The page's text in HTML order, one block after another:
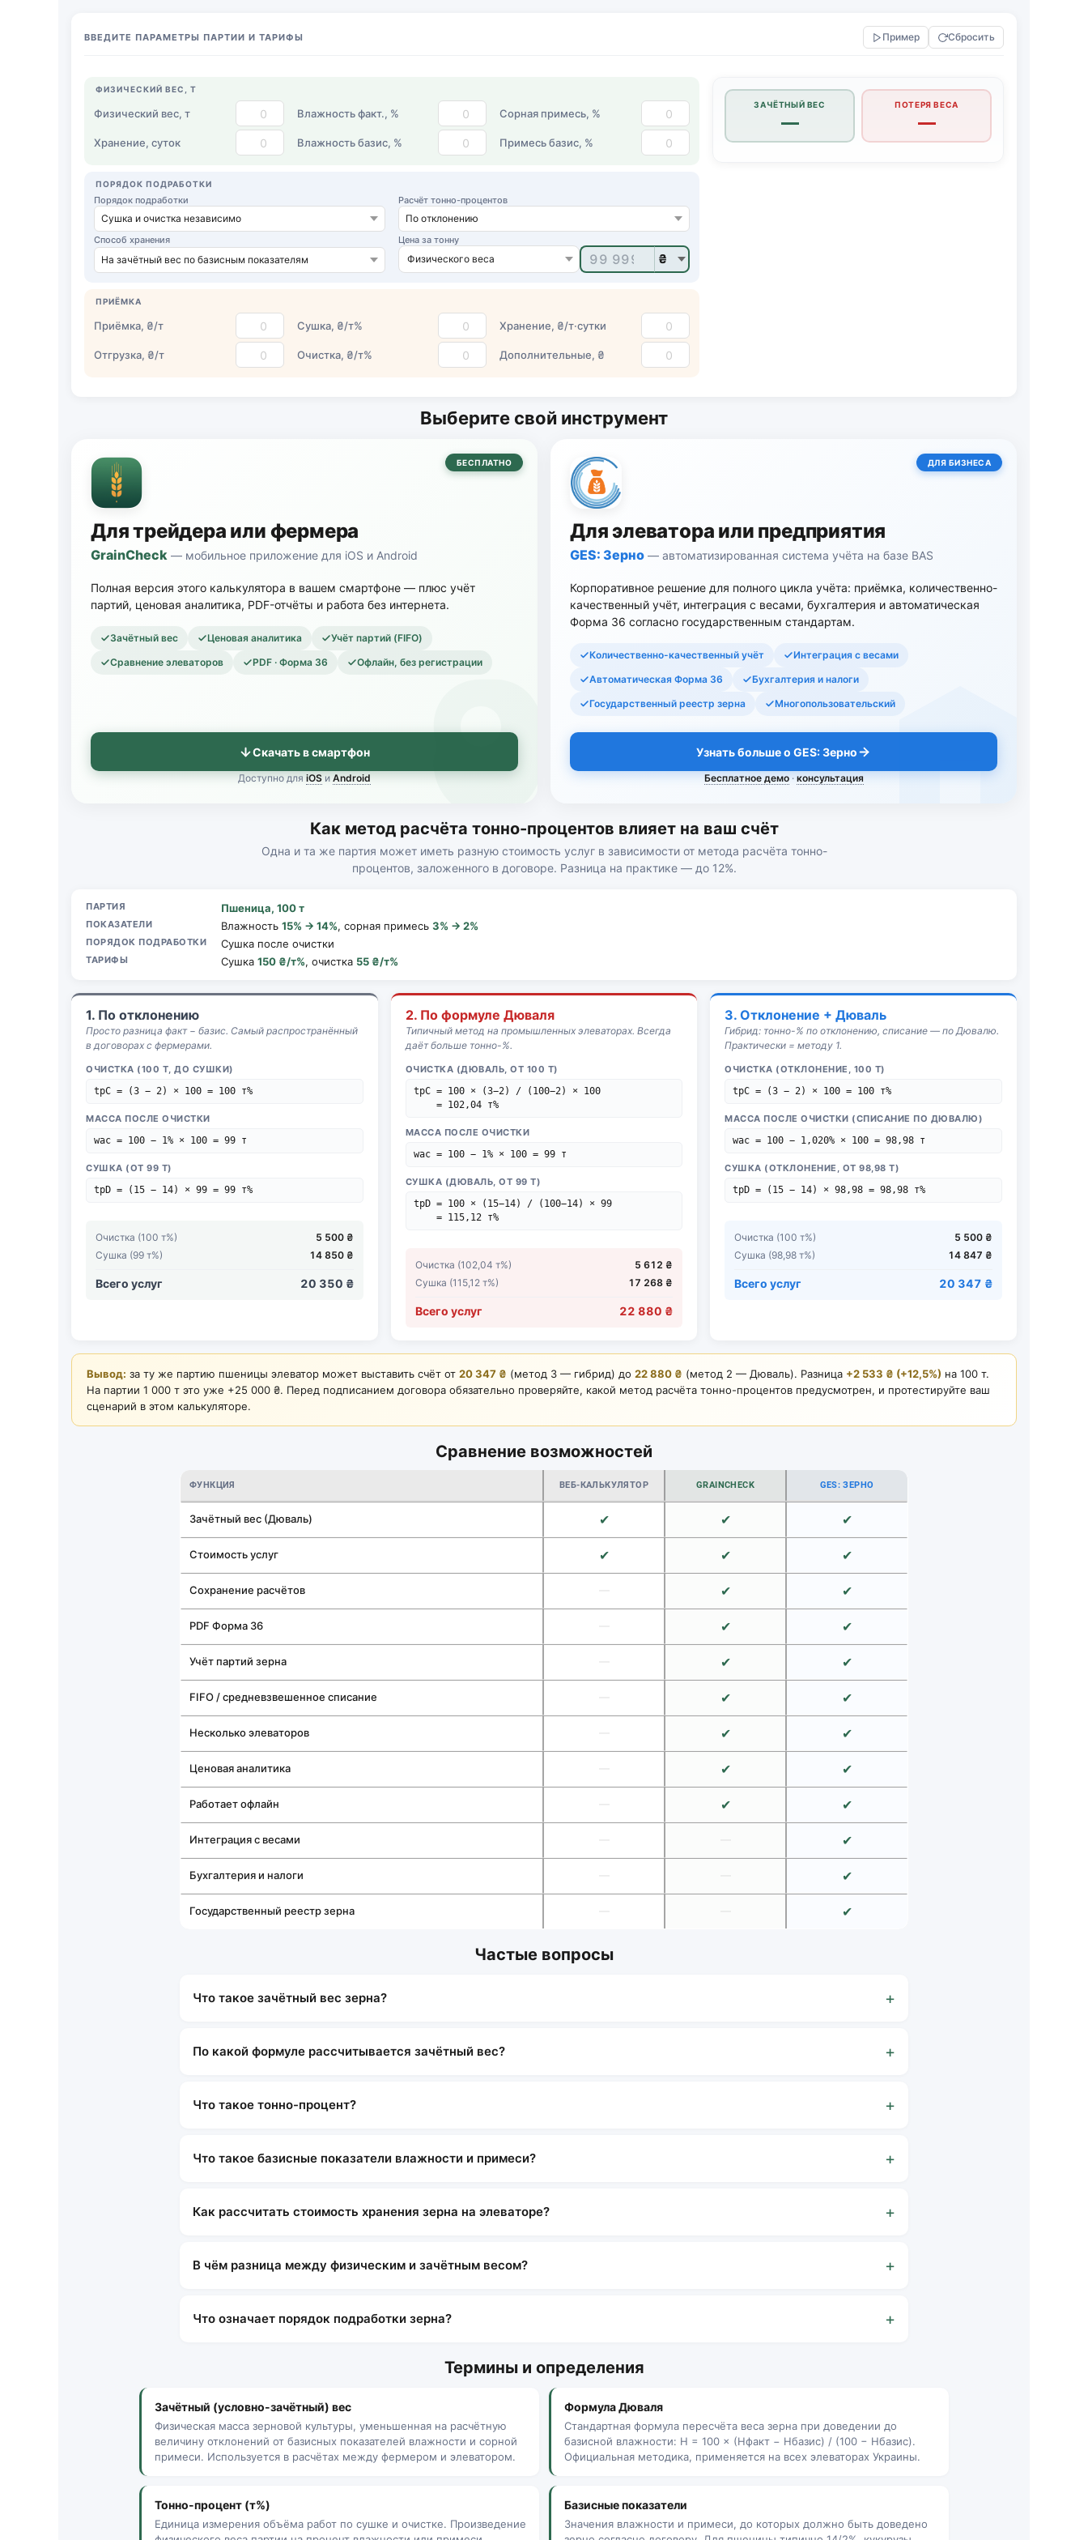
ВВЕДИТЕ ПАРАМЕТРЫ ПАРТИИ И ТАРИФЫ Пример Сбросить
ФИЗИЧЕСКИЙ ВЕС, Т
Физический вес, т
Хранение, суток
Влажность факт., %
Влажность базис, %
Сорная примесь, %
Примесь базис, %
ПОРЯДОК ПОДРАБОТКИ
Порядок подработки Расчёт тонно-процентов
Способ хранения Цена за тонну
ПРИЁМКА
Приёмка, ₴/т
Отгрузка, ₴/т
Сушка, ₴/т%
Очистка, ₴/т%
Хранение, ₴/т·сутки
Дополнительные, ₴
ЗАЧЁТНЫЙ ВЕС
—
ПОТЕРЯ ВЕСА
—
Выберите свой инструмент
БЕСПЛАТНО
Для трейдера или фермера
GrainCheck — мобильное приложение для iOS и Android
Полная версия этого калькулятора в вашем смартфоне — плюс учёт
партий, ценовая аналитика, PDF-отчёты и работа без интернета.
Зачётный вес Ценовая аналитика
Учёт партий (FIFO)
Сравнение элеваторов
PDF · Форма 36 Офлайн, без регистрации
Скачать в смартфон
Доступно для iOS и Android
ДЛЯ БИЗНЕСА
Для элеватора или предприятия
GES: Зерно — автоматизированная система учёта на базе BAS
Корпоративное решение для полного цикла учёта: приёмка, количественно-
качественный учёт, интеграция с весами, бухгалтерия и автоматическая
Форма 36 согласно государственным стандартам.
Количественно-качественный учёт
Интеграция с весами
Автоматическая Форма 36
Бухгалтерия и налоги
Государственный реестр зерна
Многопользовательский
Узнать больше о GES: Зерно
Бесплатное демо· консультация
Как метод расчёта тонно-процентов влияет на ваш счёт
Одна и та же партия может иметь разную стоимость услуг в зависимости от метода расчёта тонно-
процентов, заложенного в договоре. Разница на практике — до 12%.
ПАРТИЯ Пшеница, 100 т
ПОКАЗАТЕЛИ Влажность 15% → 14%, сорная примесь 3% → 2%
ПОРЯДОК ПОДРАБОТКИ Сушка после очистки
ТАРИФЫ Сушка 150 ₴/т%, очистка 55 ₴/т%
1. По отклонению
Просто разница факт − базис. Самый распространённый
в договорах с фермерами.
ОЧИСТКА (100 Т, ДО СУШКИ)
tpC = (3 − 2) × 100 = 100 т%
МАССА ПОСЛЕ ОЧИСТКИ
wac = 100 − 1% × 100 = 99 т
СУШКА (ОТ 99 Т)
tpD = (15 − 14) × 99 = 99 т%
Очистка (100 т%)
5 500 ₴
Сушка (99 т%)
14 850 ₴
Всего услуг 20 350 ₴
2. По формуле Дюваля
Типичный метод на промышленных элеваторах. Всегда
даёт больше тонно-%.
ОЧИСТКА (ДЮВАЛЬ, ОТ 100 Т)
tpC = 100 × (3−2) / (100−2) × 100
    = 102,04 т%
МАССА ПОСЛЕ ОЧИСТКИ
wac = 100 − 1% × 100 = 99 т
СУШКА (ДЮВАЛЬ, ОТ 99 Т)
tpD = 100 × (15−14) / (100−14) × 99
    = 115,12 т%
Очистка (102,04 т%)
5 612 ₴
Сушка (115,12 т%)
17 268 ₴
Всего услуг 22 880 ₴
3. Отклонение + Дюваль
Гибрид: тонно-% по отклонению, списание — по Дювалю.
Практически = методу 1.
ОЧИСТКА (ОТКЛОНЕНИЕ, 100 Т)
tpC = (3 − 2) × 100 = 100 т%
МАССА ПОСЛЕ ОЧИСТКИ (СПИСАНИЕ ПО ДЮВАЛЮ)
wac = 100 − 1,020% × 100 = 98,98 т
СУШКА (ОТКЛОНЕНИЕ, ОТ 98,98 Т)
tpD = (15 − 14) × 98,98 = 98,98 т%
Очистка (100 т%)
5 500 ₴
Сушка (98,98 т%)
14 847 ₴
Всего услуг 20 347 ₴
Вывод: за ту же партию пшеницы элеватор может выставить счёт от 20 347 ₴ (метод 3 — гибрид) до 22 880 ₴ (метод 2 — Дюваль). Разница +2 533 ₴ (+12,5%) на 100 т.
На партии 1 000 т это уже +25 000 ₴. Перед подписанием договора обязательно проверяйте, какой метод расчёта тонно-процентов предусмотрен, и протестируйте ваш
сценарий в этом калькуляторе.
Сравнение возможностей
ФУНКЦИЯ ВЕБ-КАЛЬКУЛЯТОР GRAINCHECK GES: ЗЕРНО
Зачётный вес (Дюваль) ✔ ✔ ✔
Стоимость услуг ✔ ✔ ✔
Сохранение расчётов ✔ ✔
PDF Форма 36 ✔ ✔
Учёт партий зерна ✔ ✔
FIFO / средневзвешенное списание ✔ ✔
Несколько элеваторов ✔ ✔
Ценовая аналитика ✔ ✔
Работает офлайн ✔ ✔
Интеграция с весами ✔
Бухгалтерия и налоги ✔
Государственный реестр зерна ✔
Частые вопросы
Что такое зачётный вес зерна?
По какой формуле рассчитывается зачётный вес?
Что такое тонно-процент?
Что такое базисные показатели влажности и примеси?
Как рассчитать стоимость хранения зерна на элеваторе?
В чём разница между физическим и зачётным весом?
Что означает порядок подработки зерна?
Термины и определения
Зачётный (условно-зачётный) вес
Физическая масса зерновой культуры, уменьшенная на расчётную
величину отклонений от базисных показателей влажности и сорной
примеси. Используется в расчётах между фермером и элеватором.
Формула Дюваля
Стандартная формула пересчёта веса зерна при доведении до
базисной влажности: H = 100 × (Hфакт − Hбазис) / (100 − Hбазис).
Официальная методика, применяется на всех элеваторах Украины.
Тонно-процент (т%)
Единица измерения объёма работ по сушке и очистке. Произведение
Базисные показатели
Значения влажности и примеси, до которых должно быть доведено